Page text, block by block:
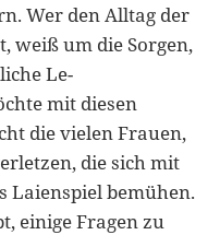
Wer den Alltag der
weiß um die Sorgen,
Le­
mit diesen
die vielen Frauen,
die sich mit
Laienspiel bemühen.
einige Fragen zu